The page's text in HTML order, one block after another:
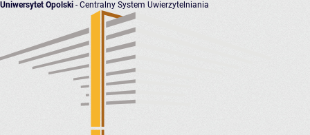
Uniwersytet Opolski - Centralny System Uwierzytelniania